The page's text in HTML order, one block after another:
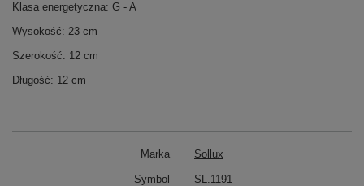
Klasa energetyczna: G - A
Wysokość: 23 cm
Szerokość: 12 cm
Długość: 12 cm
Marka Sollux
Symbol SL.1191